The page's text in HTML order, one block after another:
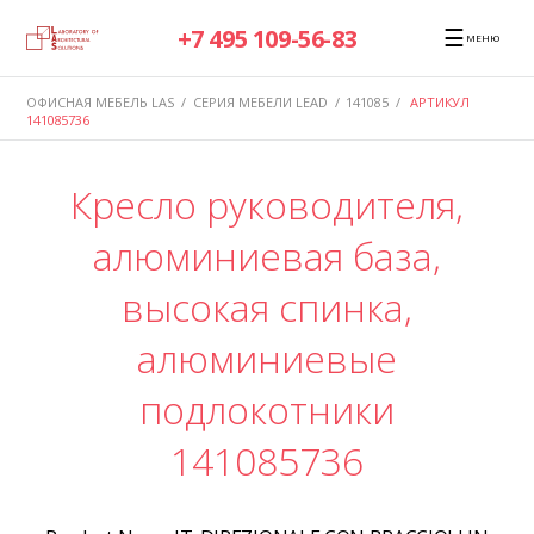
+7 495 109-56-83 ☰ МЕНЮ
ОФИСНАЯ МЕБЕЛЬ LAS / СЕРИЯ МЕБЕЛИ LEAD / 141085 / АРТИКУЛ
141085736
Кресло руководителя,
алюминиевая база,
высокая спинка,
алюминиевые
подлокотники
141085736